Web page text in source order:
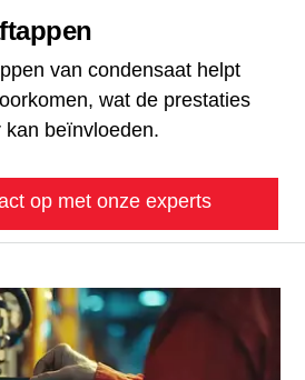
van condensaat helpt
wat de prestaties
beïnvloeden.
op met onze experts